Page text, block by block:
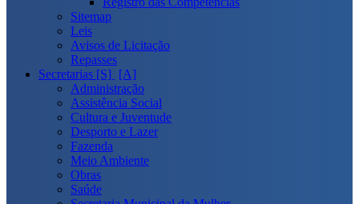
Sitemap
Leis
Avisos de Licitação
Repasses
Secretarias [S]
Administração
Assistência Social
Cultura e Juventude
Desporto e Lazer
Fazenda
Meio Ambiente
Obras
Saúde